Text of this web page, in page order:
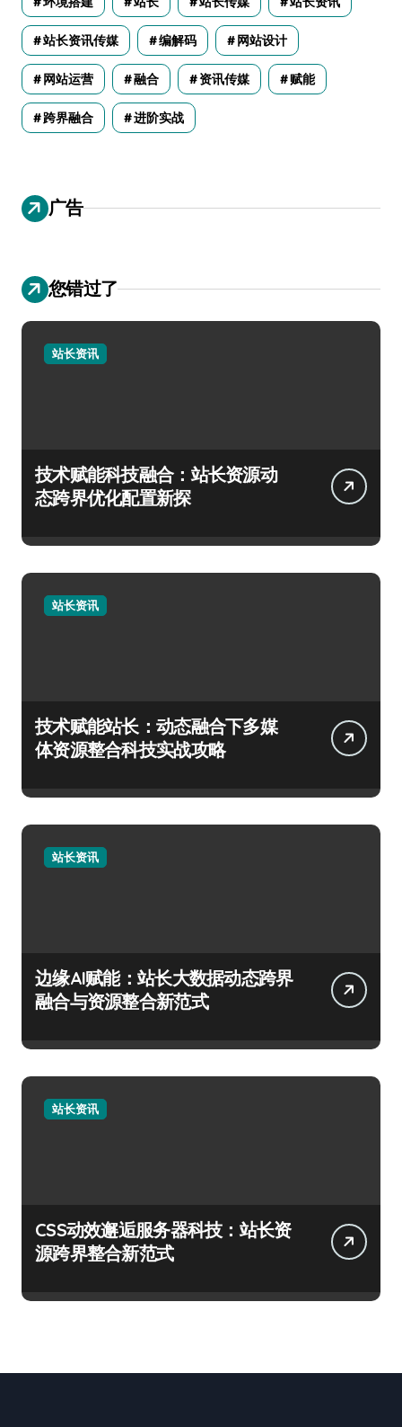
站长资讯传媒 编解码 网站设计
网站运营 融合 资讯传媒 赋能
跨界融合 进阶实战
广告
您错过了
站长资讯
技术赋能科技融合：站长资源动
态跨界优化配置新探
站长资讯
技术赋能站长：动态融合下多媒
体资源整合科技实战攻略
站长资讯
边缘AI赋能：站长大数据动态跨界
融合与资源整合新范式
站长资讯
CSS动效邂逅服务器科技：站长资
源跨界整合新范式